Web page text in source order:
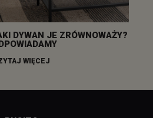
DYWAN JE ZRÓWNOWAŻY?
WIĘCEJ